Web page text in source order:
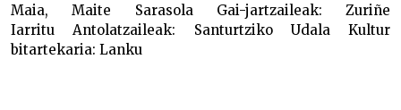
Maia, Maite Sarasola Gai-jartzaileak: Zuriñe
IarrituAntolatzaileak: Santurtziko Udala Kultur
bitartekaria: Lanku